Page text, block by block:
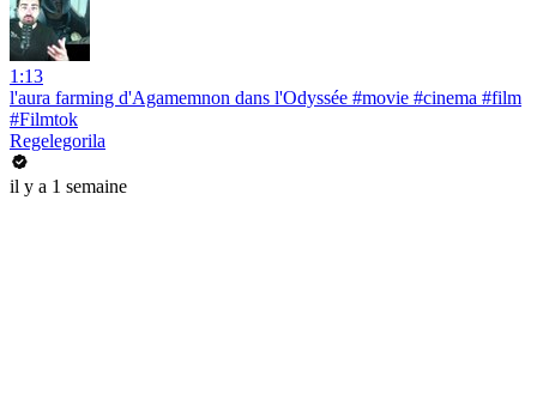
1:13
l'aura farming d'Agamemnon dans l'Odyssée #movie #cinema #film
#Filmtok
Regelegorila
il y a 1 semaine